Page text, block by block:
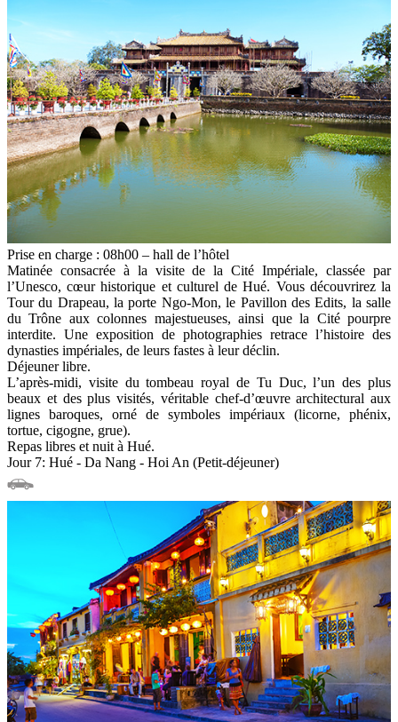
Prise en charge : 08h00 – hall de l’hôtel
Matinée consacrée à la visite de la Cité Impériale, classée par
l’Unesco, cœur historique et culturel de Hué. Vous découvrirez la
Tour du Drapeau, la porte Ngo-Mon, le Pavillon des Edits, la salle
du Trône aux colonnes majestueuses, ainsi que la Cité pourpre
interdite. Une exposition de photographies retrace l’histoire des
dynasties impériales, de leurs fastes à leur déclin.
Déjeuner libre.
L’après-midi, visite du tombeau royal de Tu Duc, l’un des plus
beaux et des plus visités, véritable chef-d’œuvre architectural aux
lignes baroques, orné de symboles impériaux (licorne, phénix,
tortue, cigogne, grue).
Repas libres et nuit à Hué.
Jour 7: Hué - Da Nang - Hoi An (Petit-déjeuner)